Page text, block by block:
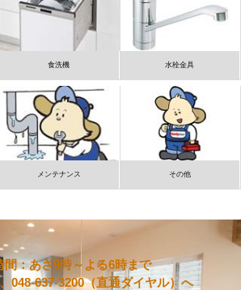
食洗機 水栓金具
メンテナンス その他
間：あさ9時～よる6時まで
048-637-3200（直通ダイヤル）へ